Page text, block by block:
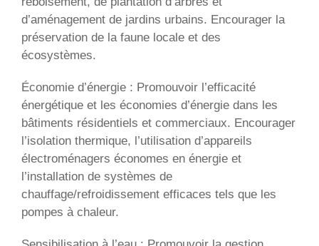
d’aménagement de jardins urbains. Encourager la
préservation de la faune locale et des
écosystèmes.
Économie d’énergie : Promouvoir l’efficacité
énergétique et les économies d’énergie dans les
bâtiments résidentiels et commerciaux. Encourager
l’isolation thermique, l’utilisation d’appareils
électroménagers économes en énergie et
l’installation de systèmes de
chauffage/refroidissement efficaces tels que les
pompes à chaleur.